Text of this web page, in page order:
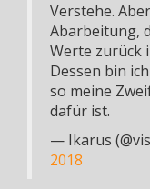
Verstehe.
Abarbeitung,
Werte zurück
Dessen bin
so meine
dafür ist.
— Ikarus
2018